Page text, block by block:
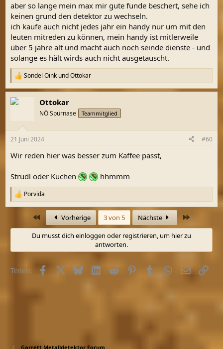
aber so lange mein max mir gute funde beschert, sehe ich
keinen grund den detektor zu wechseln.
ich kaufe auch nicht jedes jahr ein handy nur um mit den
leuten mitreden zu können, mein handy ist mitlerweile
über 5 jahre alt und macht auch noch seinde dienste - und
solange es hält wirds auch nicht ausgetauscht.
R
e
a
k
e
:
Sondel Oink undOttokar
Ottokar
NÖ Spürnase Teammitglied
21 Juni 2024 #60
Wir reden hier was besser zum Kaffee passt,
Strudl oder Kuchen hhmmm
R
e
t
n
n
Porvida
Erste Vorherige 3 von 5 Nächste
Du musst dich einloggen oder registrieren, um hier zu
antworten.
Teilen: FacebookX (Twitter)
BlueskyLinkedInReddit PinterestTumblrWhatsApp
E-MailLink
Garrett Metalldetektor Forum